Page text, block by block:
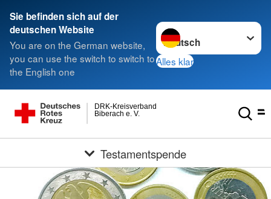
Sie befinden sich auf der
deutschen Website
You are on the German website,
you can use the switch to switch to
the English one
Sprache wechseln zu
Alles klar
Biberach e. V.
DRK-Kreisverband
Testamentspende